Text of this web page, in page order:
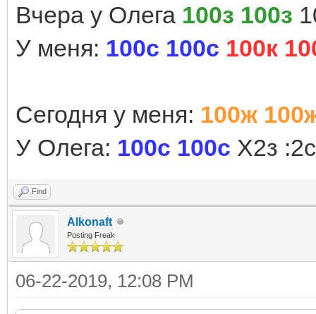
Вчера у Олега 100з 100з
У меня: 100с 100с 100к
Сегодня у меня: 100ж
У Олега: 100с 100с Х2з :2с
Find
Alkonaft
Posting Freak
06-22-2019, 12:08 PM